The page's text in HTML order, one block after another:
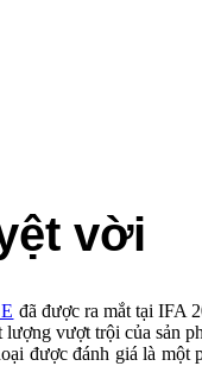
vời
đã được ra mắt tại IFA
vượt trội của sản
được đánh giá là một